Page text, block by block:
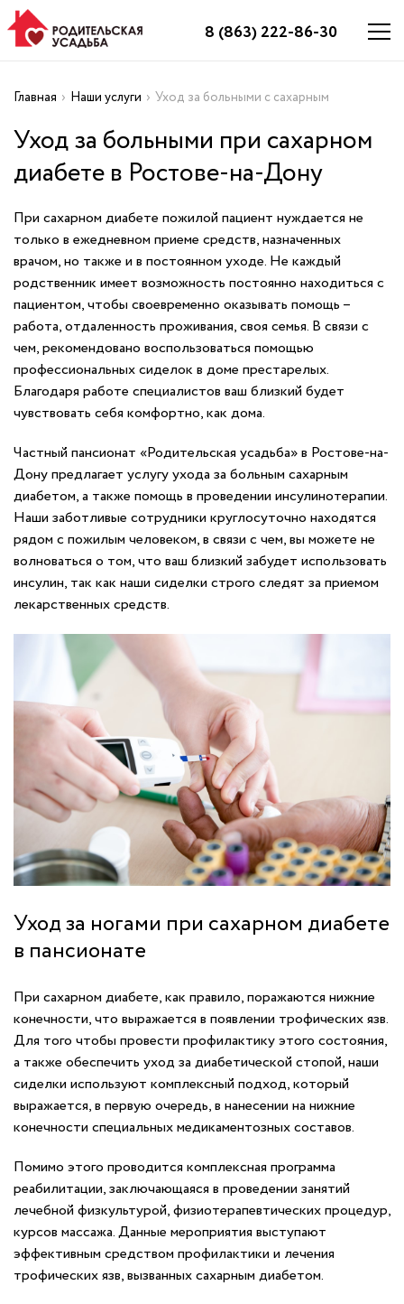
8 (863) 222-86-30
Главная › Наши услуги › Уход за больными с сахарным
Уход за больными при сахарном
диабете в Ростове-на-Дону
При сахарном диабете пожилой пациент нуждается не
только в ежедневном приеме средств, назначенных
врачом, но также и в постоянном уходе. Не каждый
родственник имеет возможность постоянно находиться с
пациентом, чтобы своевременно оказывать помощь –
работа, отдаленность проживания, своя семья. В связи с
чем, рекомендовано воспользоваться помощью
профессиональных сиделок в доме престарелых.
Благодаря работе специалистов ваш близкий будет
чувствовать себя комфортно, как дома.
Частный пансионат «Родительская усадьба» в Ростове-на-
Дону предлагает услугу ухода за больным сахарным
диабетом, а также помощь в проведении инсулинотерапии.
Наши заботливые сотрудники круглосуточно находятся
рядом с пожилым человеком, в связи с чем, вы можете не
волноваться о том, что ваш близкий забудет использовать
инсулин, так как наши сиделки строго следят за приемом
лекарственных средств.
Уход за ногами при сахарном диабете
в пансионате
При сахарном диабете, как правило, поражаются нижние
конечности, что выражается в появлении трофических язв.
Для того чтобы провести профилактику этого состояния,
а также обеспечить уход за диабетической стопой, наши
сиделки используют комплексный подход, который
выражается, в первую очередь, в нанесении на нижние
конечности специальных медикаментозных составов.
Помимо этого проводится комплексная программа
реабилитации, заключающаяся в проведении занятий
лечебной физкультурой, физиотерапевтических процедур,
курсов массажа. Данные мероприятия выступают
эффективным средством профилактики и лечения
трофических язв, вызванных сахарным диабетом.